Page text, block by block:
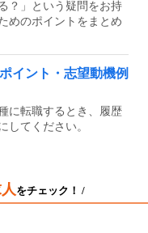
？」という疑問をお持
めのポイントをまとめ
イント・志望動機例
に転職するとき、履歴
してください。
をチェック！ /